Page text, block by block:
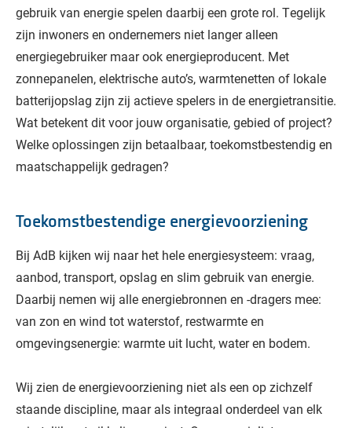
gebruik van energie spelen daarbij een grote rol. Tegelijk
zijn inwoners en ondernemers niet langer alleen
energiegebruiker maar ook energieproducent. Met
zonnepanelen, elektrische auto’s, warmtenetten of lokale
batterijopslag zijn zij actieve spelers in de energietransitie.
Wat betekent dit voor jouw organisatie, gebied of project?
Welke oplossingen zijn betaalbaar, toekomstbestendig en
maatschappelijk gedragen?
Toekomstbestendige energievoorziening
Bij AdB kijken wij naar het hele energiesysteem: vraag,
aanbod, transport, opslag en slim gebruik van energie.
Daarbij nemen wij alle energiebronnen en -dragers mee:
van zon en wind tot waterstof, restwarmte en
omgevingsenergie: warmte uit lucht, water en bodem.
Wij zien de energievoorziening niet als een op zichzelf
staande discipline, maar als integraal onderdeel van elk